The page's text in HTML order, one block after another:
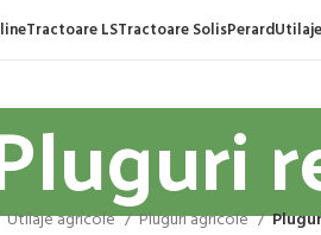
Tractoare LSTractoare SolisPerard
Utilaje agricole Pluguri agricole